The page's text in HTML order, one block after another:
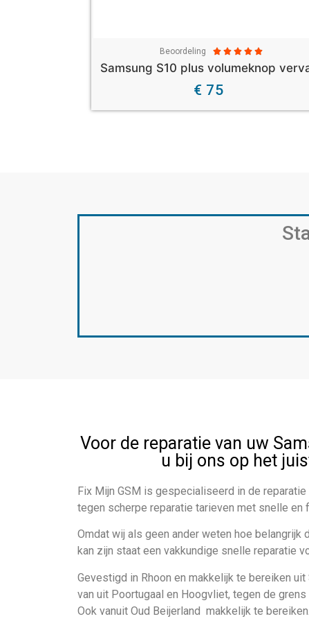
Beoordeling     
€ 75
Voor de reparatie van uw
u bij ons op het
Fix Mijn GSM is gespecialiseerd in de reparatie
tegen scherpe reparatie tarieven met snelle en
Omdat wij als geen ander weten hoe belangrijk
kan zijn staat een vakkundige snelle reparatie
Gevestigd in Rhoon en makkelijk te bereiken
van uit Poortugaal en Hoogvliet, tegen de grens
Ook vanuit Oud Beijerland makkelijk te